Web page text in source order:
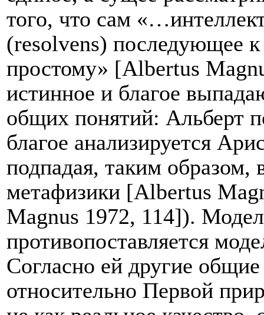
того, что сам
(resolvens) последующее к
простому» [Albertus
истинное и благое
общих понятий: Альберт
благое анализируется
подпадая, таким образом,
метафизики [Albertus
Magnus 1972, 114]).
противопоставляется
Согласно ей другие
относительно Первой